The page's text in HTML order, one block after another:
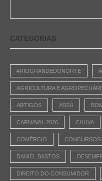
CATEGORIAS
#RIOGRANDEDONORTE
AGRICULTURA E
ARTIGOS ASSÚ
CARNAVAL 2026 CHUVA
COMÉRCIO CONCURSOS
DANIEL BASTOS
DIREITO DO CONSUMIDOR